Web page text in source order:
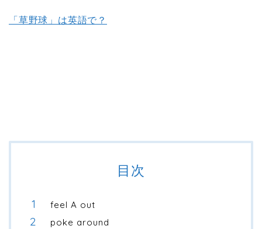
「草野球」は英語で？
目次
feel A out
poke around